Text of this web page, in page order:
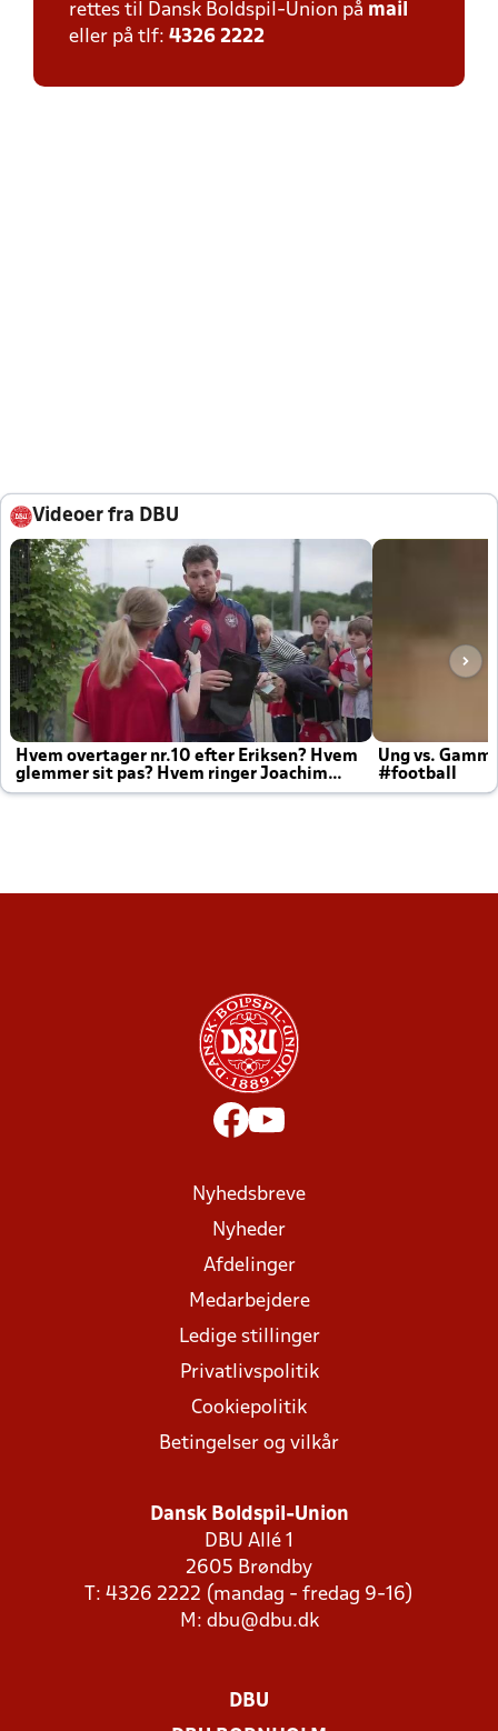
rettes til Dansk Boldspil-Union på mail
eller på tlf: 4326 2222
Videoer fra DBU
Hvem overtager nr.10 efter Eriksen? Hvem
glemmer sit pas? Hvem ringer Joachim
altid til efter kampe?
Ung vs.
#football
Nyhedsbreve
Nyheder
Afdelinger
Medarbejdere
Ledige stillinger
Privatlivspolitik
Cookiepolitik
Betingelser og vilkår
Dansk Boldspil-Union
DBU Allé 1
2605 Brøndby
T: 4326 2222 (mandag - fredag 9-16)
M: dbu@dbu.dk
DBU